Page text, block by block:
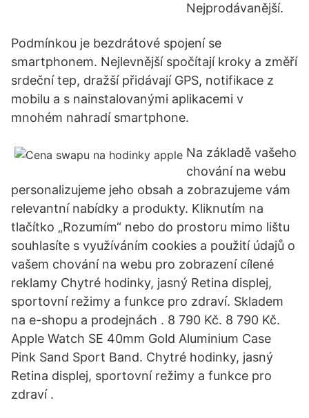
Nejprodávanější.
Podmínkou je bezdrátové spojení se
smartphonem. Nejlevnější spočítají kroky a změří
srdeční tep, dražší přidávají GPS, notifikace z
mobilu a s nainstalovanými aplikacemi v
mnohém nahradí smartphone.
Na základě vašeho
chování na webu
personalizujeme jeho obsah a zobrazujeme vám
relevantní nabídky a produkty. Kliknutím na
tlačítko „Rozumím“ nebo do prostoru mimo lištu
souhlasíte s využíváním cookies a použití údajů o
vašem chování na webu pro zobrazení cílené
reklamy Chytré hodinky, jasný Retina displej,
sportovní režimy a funkce pro zdraví. Skladem
na e-shopu a prodejnách . 8 790 Kč. 8 790 Kč.
Apple Watch SE 40mm Gold Aluminium Case
Pink Sand Sport Band. Chytré hodinky, jasný
Retina displej, sportovní režimy a funkce pro
zdraví .